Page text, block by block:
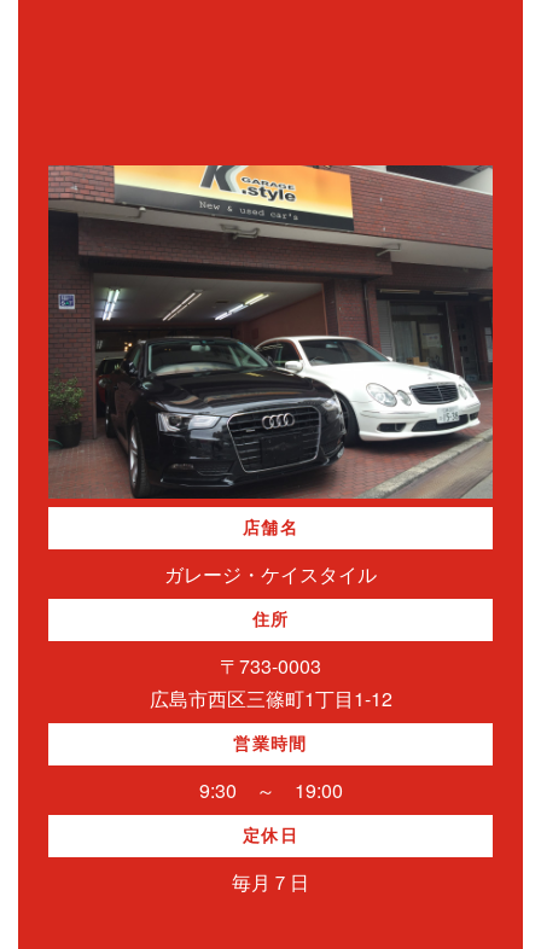
店舗名
ガレージ・ケイスタイル
住所
〒733-0003
広島市西区三篠町1丁目1-12
営業時間
9:30 ～ 19:00
定休日
毎月７日